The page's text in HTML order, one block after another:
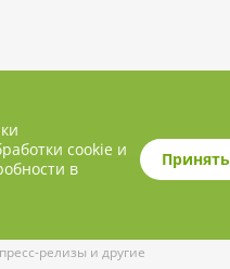
релизы и другие
cookie и
в
Принять